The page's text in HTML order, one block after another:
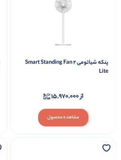
پنکه شیائومی Smart Standing Fan 2
Lite
مشاهده محصول
از15,970,000